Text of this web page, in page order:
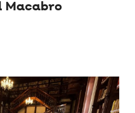
Macabro